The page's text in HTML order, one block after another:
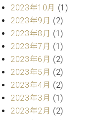
ヒ
シ
ュ
タ
イ
ン
コ
ン
サ
ト
納
入
音
楽
教
室
コ
ン
ク
楽
教
室
ム
京
長
ご
挨
拶
展
2023年10月 (1)
2023年9月 (2)
2023年8月 (1)
2023年7月 (1)
2023年6月 (2)
2023年5月 (2)
2023年4月 (2)
2023年3月 (1)
2023年2月 (2)